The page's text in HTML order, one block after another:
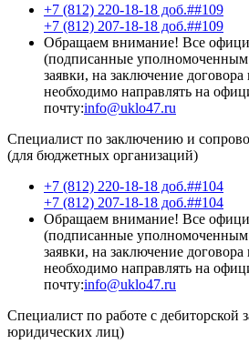
+7 (812) 220-18-18 доб.##109
+7 (812) 207-18-18 доб.##109
Обращаем внимание! Все
(подписанные
заявки, на заключение
необходимо направлять на
почту:info@uklo47.ru
Специалист по заключению и
(для бюджетных организаций)
+7 (812) 220-18-18 доб.##104
+7 (812) 207-18-18 доб.##104
Обращаем внимание! Все
(подписанные
заявки, на заключение
необходимо направлять на
почту:info@uklo47.ru
Специалист по работе с дебиторской
юридических лиц)